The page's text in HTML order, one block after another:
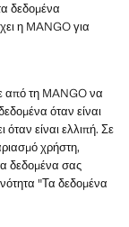
δεδομένα
η MANGO για
από τη MANGO να
όταν είναι
είναι ελλιπή. Σε
χρήστη,
δεδομένα σας
"Τα δεδομένα